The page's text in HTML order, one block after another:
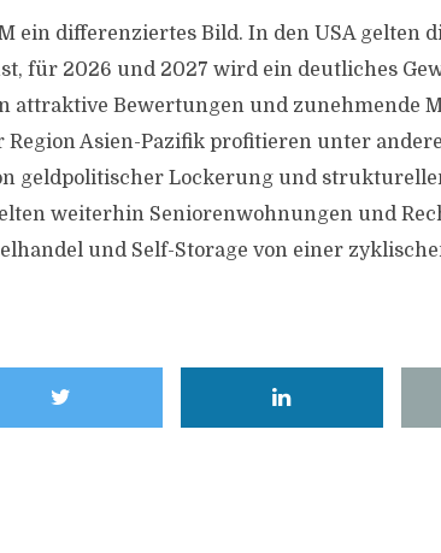
ein differenziertes Bild. In den USA gelten
für 2026 und 2027 wird ein deutliches
attraktive Bewertungen und zunehmende
Asien-Pazifik profitieren unter
geldpolitischer Lockerung und
weiterhin Seniorenwohnungen und
und Self-Storage von einer